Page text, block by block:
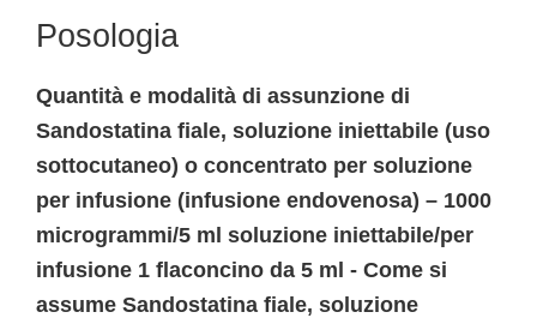
Posologia
Quantità e modalità di assunzione di
Sandostatina fiale, soluzione iniettabile (uso
sottocutaneo) o concentrato per soluzione
per infusione (infusione endovenosa) – 1000
microgrammi/5 ml soluzione iniettabile/per
infusione 1 flaconcino da 5 ml - Come si
assume Sandostatina fiale, soluzione